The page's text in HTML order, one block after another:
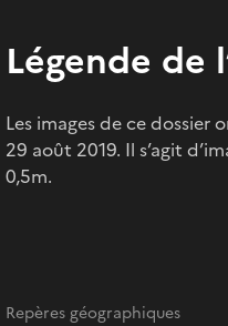
Légende de
Les images de ce dossier
29 août 2019. Il s’agit
0,5m.
Repères géographiques